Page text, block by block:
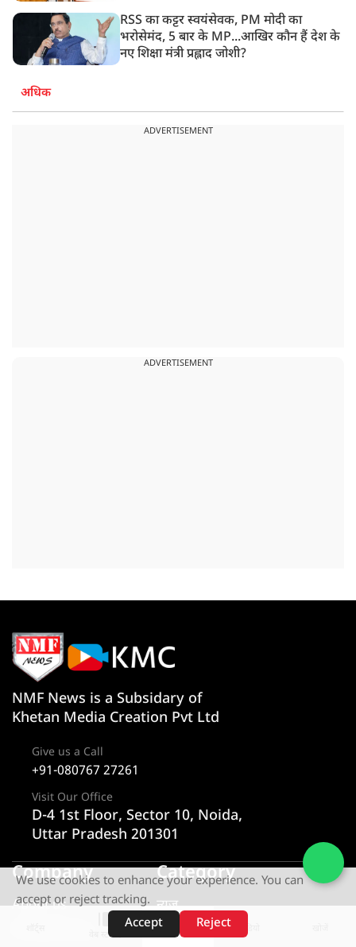
RSS का कट्टर स्वयंसेवक, PM मोदी का
भरोसेमंद, 5 बार के MP...आखिर कौन हैं देश के
नए शिक्षा मंत्री प्रह्लाद जोशी?
अधिक
ADVERTISEMENT
ADVERTISEMENT
वेब स्टोरीज़
NMF News is a Subsidary of
Khetan Media Creation Pvt Ltd
Give us a Call
+91-080767 27261
Visit Our Office
D-4 1st Floor, Sector 10, Noida,
Uttar Pradesh 201301
Company
About us
Category
न्यूज
राज्य
We use cookies to enhance your experience. You can
accept or reject tracking.
Accept
Reject